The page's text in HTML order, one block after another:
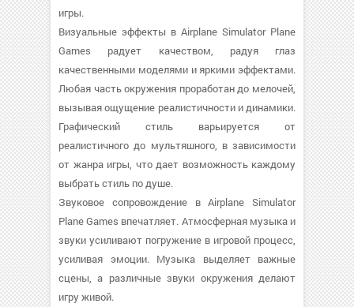
игры.
Визуальные эффекты в Airplane Simulator Plane
Games радует качеством, радуя глаз
качественными моделями и яркими эффектами.
Любая часть окружения проработан до мелочей,
вызывая ощущение реалистичности и динамики.
Графический стиль варьируется от
реалистичного до мультяшного, в зависимости
от жанра игры, что дает возможность каждому
выбрать стиль по душе.
Звуковое сопровождение в Airplane Simulator
Plane Games впечатляет. Атмосферная музыка и
звуки усиливают погружение в игровой процесс,
усиливая эмоции. Музыка выделяет важные
сцены, а различные звуки окружения делают
игру живой.